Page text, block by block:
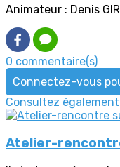
Animateur : Denis
0 commentaire(s)
Connectez-vous
Consultez également
Atelier-